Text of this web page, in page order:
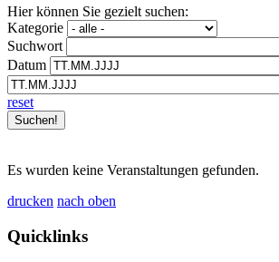
Hier können Sie gezielt suchen:
Kategorie
Suchwort
Datum
reset
Es wurden keine Veranstaltungen gefunden.
drucken nach oben
Quicklinks